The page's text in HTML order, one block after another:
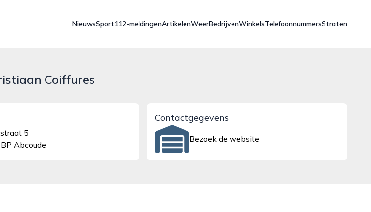
NieuwsSport112-meldingenArtikelenWeerBedrijvenWinkelsTelefoonnummersStraten
Coiffures
5
Abcoude
Contactgegevens
Bezoek de website